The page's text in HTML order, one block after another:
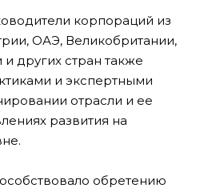
корпораций из
ОАЭ, Великобритании,
других стран также
и экспертными
отрасли и ее
развития на
обретению